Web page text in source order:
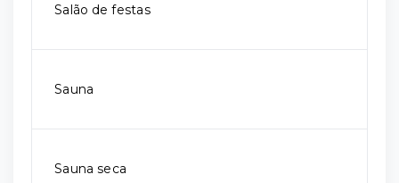
Salão de festas
Sauna
Sauna seca